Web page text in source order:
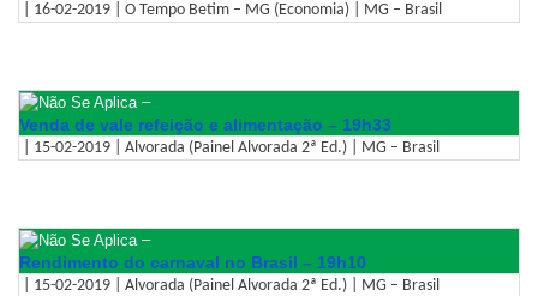
| 16-02-2019 | O Tempo Betim – MG (Economia) | MG – Brasil
–
Venda de vale refeição e alimentação – 19h33
| 15-02-2019 | Alvorada (Painel Alvorada 2ª Ed.) | MG – Brasil
–
Rendimento do carnaval no Brasil – 19h10
| 15-02-2019 | Alvorada (Painel Alvorada 2ª Ed.) | MG – Brasil